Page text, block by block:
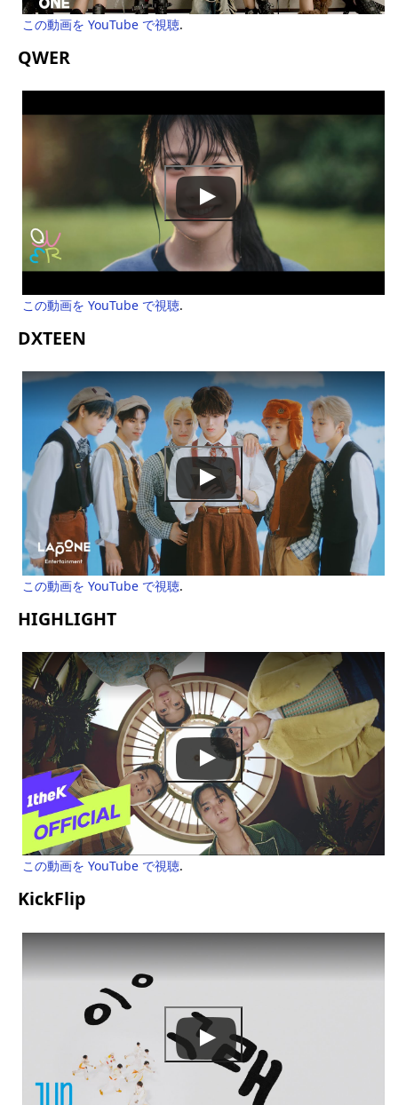
この動画を YouTube で視聴.
QWER
この動画を YouTube で視聴.
DXTEEN
この動画を YouTube で視聴.
HIGHLIGHT
この動画を YouTube で視聴.
KickFlip